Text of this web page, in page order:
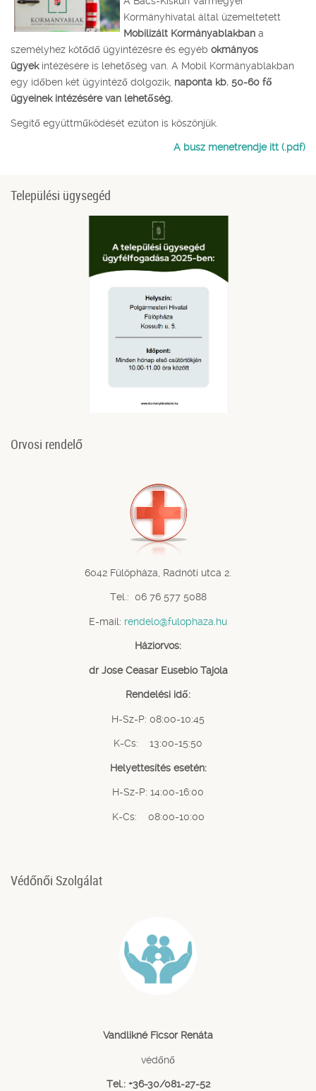
Kormányhivatal által üzemeltetett
Mobilizált Kormányablakban a
személyhez kötődő ügyintézésre és egyéb okmányos
ügyekintézésére is lehetőség van. A Mobil Kormányablakban
egy időben két ügyintéző dolgozik, naponta kb. 50-60 fő
ügyeinek intézésére van lehetőség.
Segítő együttműködését ezúton is köszönjük.
A busz menetrendje itt (.pdf)
Települési ügysegéd
Orvosi rendelő
6042 Fülöpháza, Radnóti utca 2.
Tel.: 06 76 577 5088
E-mail: rendelo@fulophaza.hu
Háziorvos:
dr Jose Ceasar Eusebio Tajola
Rendelési idő:
H-Sz-P: 08:00-10:45
K-Cs: 13:00-15:50
Helyettesítés esetén:
H-Sz-P: 14:00-16:00
K-Cs: 08:00-10:00
Védőnői Szolgálat
Vandlikné Ficsor Renáta
védőnő
Tel.: +36-30/081-27-52